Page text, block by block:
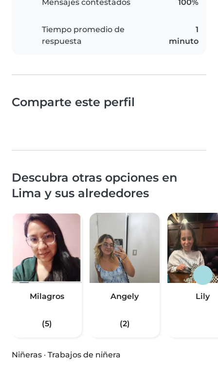
Mensajes contestados 100%
Tiempo promedio de
respuesta
1
minuto
Comparte este perfil
Descubra otras opciones en
Lima y sus alrededores
Milagros
(5)
Angely
(2)
Lily
Niñeras · Trabajos de niñera